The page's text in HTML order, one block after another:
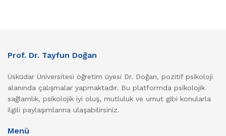
Prof. Dr. Tayfun Doğan
Üsküdar Üniversitesi öğretim üyesi Dr. Doğan, pozitif psikoloji
alanında çalışmalar yapmaktadır. Bu platformda psikolojik
sağlamlık, psikolojik iyi oluş, mutluluk ve umut gibi konularla
ilgili paylaşımlarına ulaşabilirsiniz.
Menü